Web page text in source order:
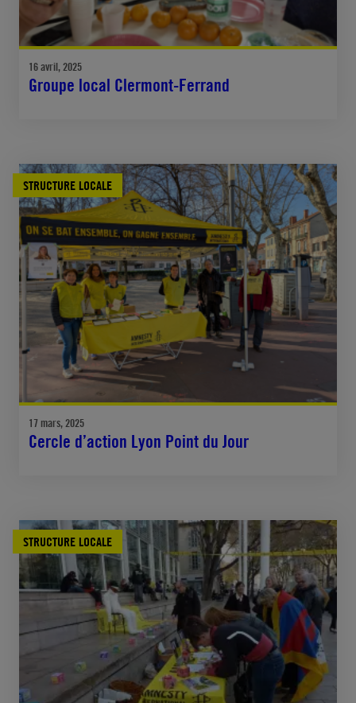
16 avril, 2025
Groupe local Clermont-Ferrand
STRUCTURE LOCALE
17 mars, 2025
Cercle d’action Lyon Point du Jour
STRUCTURE LOCALE